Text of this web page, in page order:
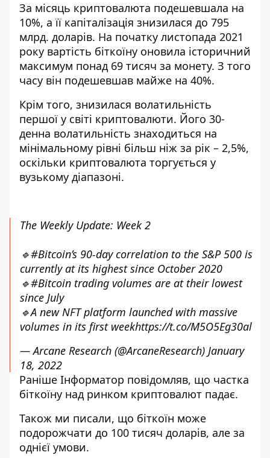
За місяць криптовалюта подешевшала на
10%, а її капіталізація знизилася до 795
млрд. доларів. На початку листопада 2021
року вартість біткоїну оновила історичний
максимум понад 69 тисяч за монету. З того
часу він подешевшав майже на 40%.
Крім того, знизилася волатильність
першої у світі криптовалюти. Його 30-
денна волатильність знаходиться на
мінімальному рівні більш ніж за рік – 2,5%,
оскільки криптовалюта торгується у
вузькому діапазоні.
The Weekly Update: Week 2
🔹#Bitcoin’s 90-day correlation to the S&P 500 is
currently at its highest since October 2020
🔹#Bitcoin trading volumes are at their lowest
since July
🔹A new NFT platform launched with massive
volumes in its first weekhttps://t.co/M5O5Eg30al
— Arcane Research (@ArcaneResearch) January
18, 2022
Раніше Інформатор повідомляв, що частка
біткоїну над ринком криптовалют падає.
Також ми писали, що біткоїн може
подорожчати до 100 тисяч доларів, але за
однієї умови.